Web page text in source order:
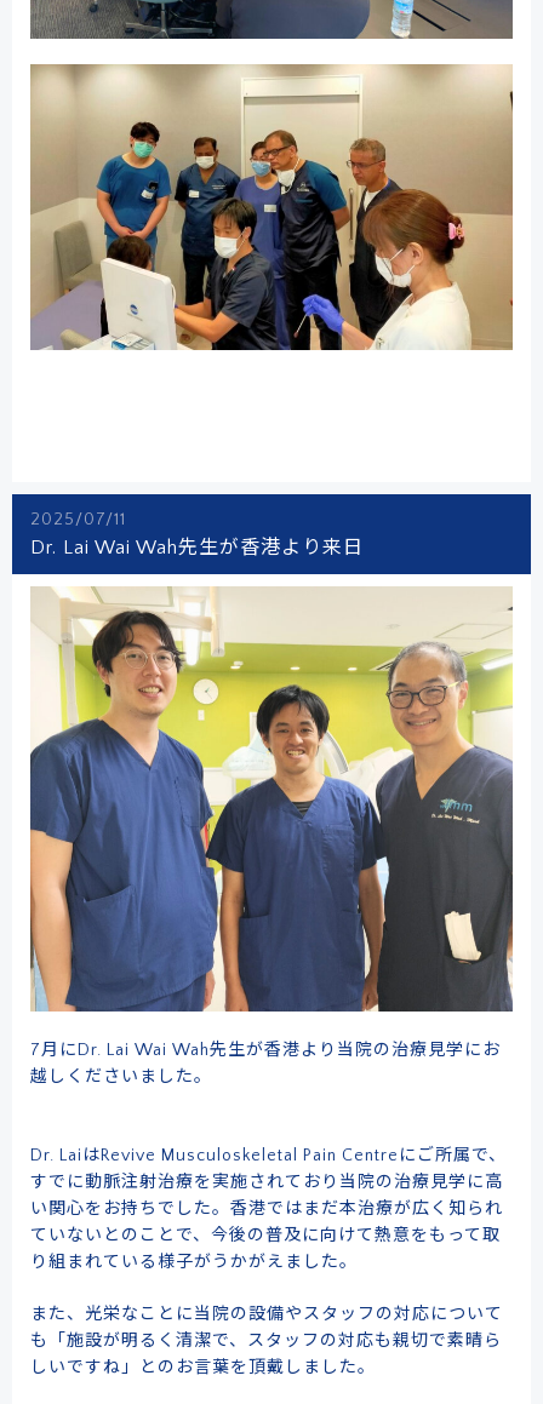
2025/07/11
Dr. Lai Wai Wah先生が香港より来日
7月にDr. Lai Wai Wah先生が香港より当院の治療見学にお
越しくださいました。
Dr. LaiはRevive Musculoskeletal Pain Centreにご所属で、
すでに動脈注射治療を実施されており当院の治療見学に高
い関心をお持ちでした。香港ではまだ本治療が広く知られ
ていないとのことで、今後の普及に向けて熱意をもって取
り組まれている様子がうかがえました。
また、光栄なことに当院の設備やスタッフの対応について
も「施設が明るく清潔で、スタッフの対応も親切で素晴ら
しいですね」とのお言葉を頂戴しました。